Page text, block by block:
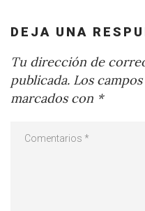
DEJA UNA
Tu dirección de
publicada. Los
marcados con *